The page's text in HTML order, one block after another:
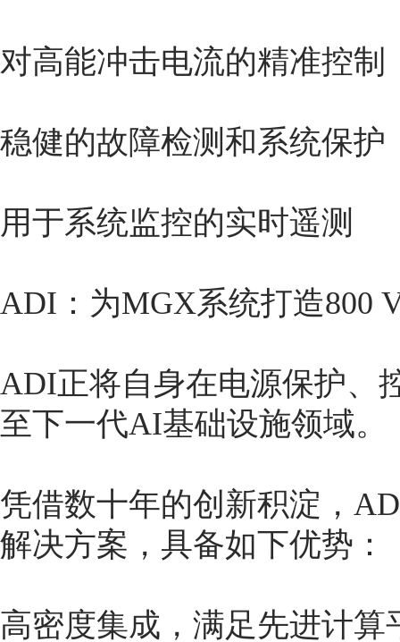
对高能冲击电流的精准控制
稳健的故障检测和系统保护
用于系统监控的实时遥测
ADI：为MGX系统打造800
ADI正将自身在电源保护、
至下一代AI基础设施领域。
凭借数十年的创新积淀，
解决方案，具备如下优势：
高密度集成，满足先进计算